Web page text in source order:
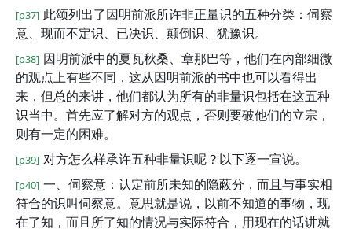
[p37] 此颂列出了因明前派所许非正量识的五种分类：伺察
意、现而不定识、已决识、颠倒识、犹豫识。
[p38] 因明前派中的夏瓦秋桑、章那巴等，他们在内部细微
的观点上有些不同，这从因明前派的书中也可以看得出
来，但总的来讲，他们都认为所有的非量识包括在这五种
识当中。首先应了解对方的观点，否则要破他们的立宗，
则有一定的困难。
[p39] 对方怎么样承许五种非量识呢？以下逐一宣说。
[p40] 一、伺察意：认定前所未知的隐蔽分，而且与事实相
符合的识叫伺察意。意思就是说，以前不知道的事物，现
在了知，而且所了知的情况与实际符合，用现在的话讲就